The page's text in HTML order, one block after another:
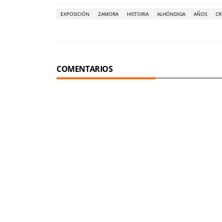
EXPOSICIÓN ZAMORA HISTORIA ALHÓNDIGA AÑOS
COMENTARIOS